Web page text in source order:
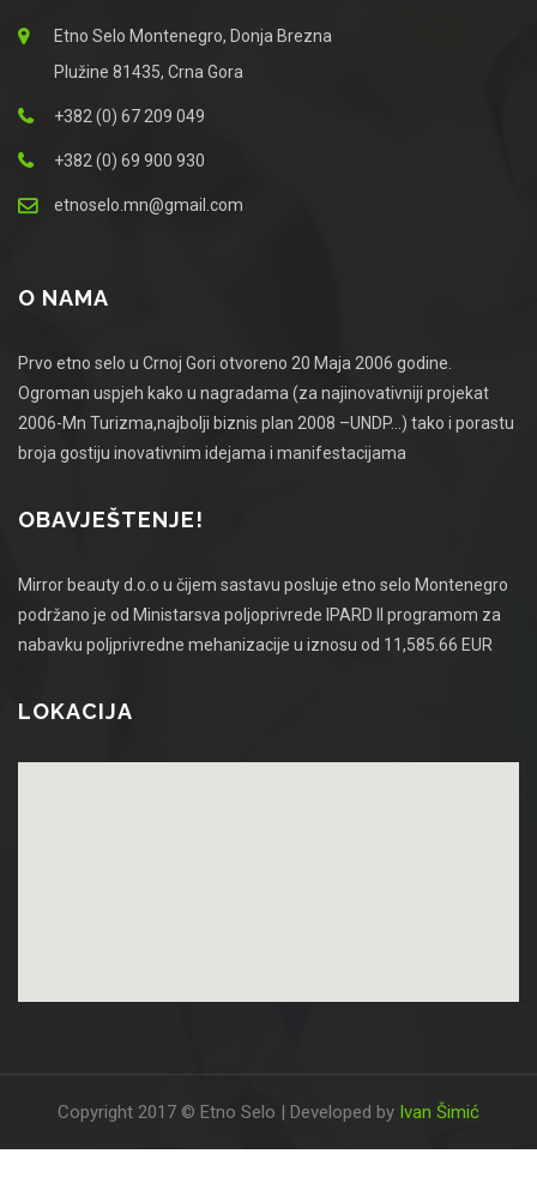
Etno Selo Montenegro, Donja Brezna
Plužine 81435, Crna Gora
+382 (0) 67 209 049
+382 (0) 69 900 930
etnoselo.mn@gmail.com
O NAMA
Prvo etno selo u Crnoj Gori otvoreno 20 Maja 2006 godine.
Ogroman uspjeh kako u nagradama (za najinovativniji projekat
2006-Mn Turizma,najbolji biznis plan 2008 –UNDP…) tako i porastu
broja gostiju inovativnim idejama i manifestacijama
OBAVJEŠTENJE!
Mirror beauty d.o.o u čijem sastavu posluje etno selo Montenegro
podržano je od Ministarsva poljoprivrede IPARD II programom za
nabavku poljprivredne mehanizacije u iznosu od 11,585.66 EUR
LOKACIJA
Copyright 2017 © Etno Selo | Developed by Ivan Šimić